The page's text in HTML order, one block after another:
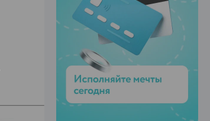
ЭФФЕКТИВНАЯ РЕКЛАМА НА САЙТЕ